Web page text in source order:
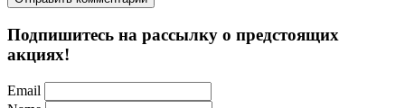
Подпишитесь на рассылку о предстоящих
акциях!
Email